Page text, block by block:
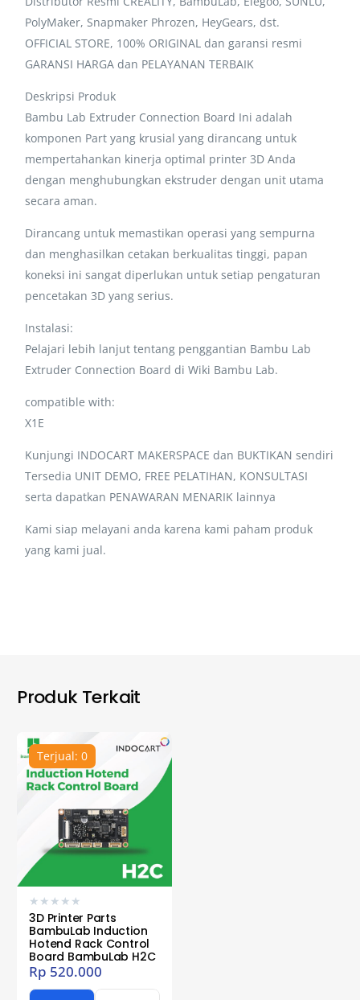
PolyMaker, Snapmaker Phrozen, HeyGears, dst.
OFFICIAL STORE, 100% ORIGINAL dan garansi resmi
GARANSI HARGA dan PELAYANAN TERBAIK
Deskripsi Produk
Bambu Lab Extruder Connection Board Ini adalah
komponen Part yang krusial yang dirancang untuk
mempertahankan kinerja optimal printer 3D Anda
dengan menghubungkan ekstruder dengan unit utama
secara aman.
Dirancang untuk memastikan operasi yang sempurna
dan menghasilkan cetakan berkualitas tinggi, papan
koneksi ini sangat diperlukan untuk setiap pengaturan
pencetakan 3D yang serius.
Instalasi:
Pelajari lebih lanjut tentang penggantian Bambu Lab
Extruder Connection Board di Wiki Bambu Lab.
compatible with:
X1E
Kunjungi INDOCART MAKERSPACE dan BUKTIKAN sendiri
Tersedia UNIT DEMO, FREE PELATIHAN, KONSULTASI
serta dapatkan PENAWARAN MENARIK lainnya
Kami siap melayani anda karena kami paham produk
yang kami jual.
Produk Terkait
Terjual: 0
★ ★ ★ ★ ★
3D Printer Parts
BambuLab Induction
Hotend Rack Control
Board BambuLab H2C
Rp 520.000